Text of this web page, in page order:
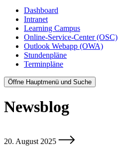
Dashboard
Intranet
Learning Campus
Online-Service-Center (OSC)
Outlook Webapp (OWA)
Stundenpläne
Terminpläne
Öffne Hauptmenü und Suche
Newsblog
20. August 2025